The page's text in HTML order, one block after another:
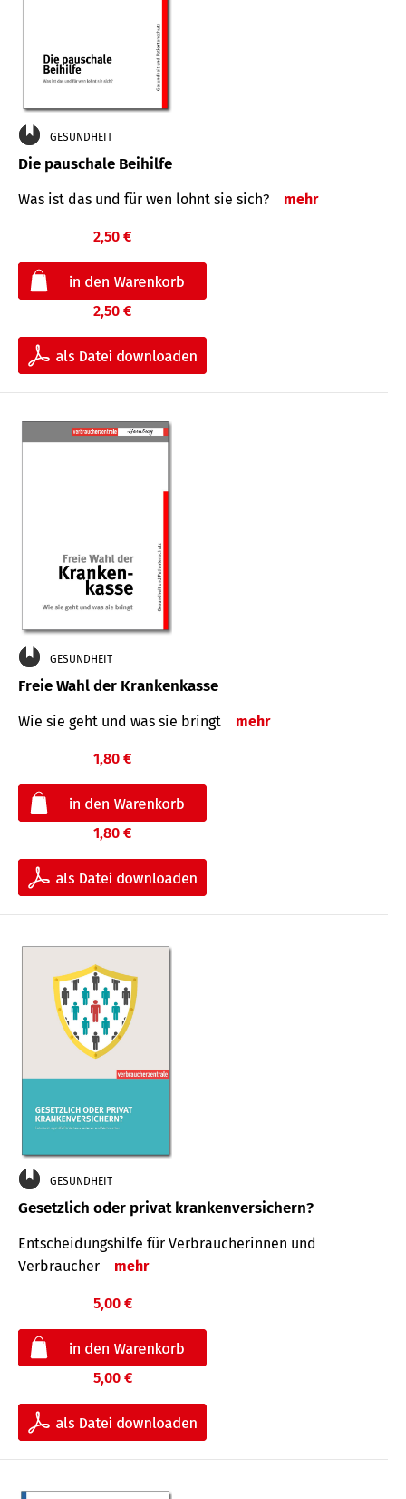
GESUNDHEIT
Die pauschale Beihilfe
Was ist das und für wen lohnt sie sich? mehr
2,50 €
2,50 €
GESUNDHEIT
Freie Wahl der Krankenkasse
Wie sie geht und was sie bringt mehr
1,80 €
1,80 €
GESUNDHEIT
Gesetzlich oder privat krankenversichern?
Entscheidungshilfe für Verbraucherinnen und
Verbraucher
mehr
5,00 €
5,00 €